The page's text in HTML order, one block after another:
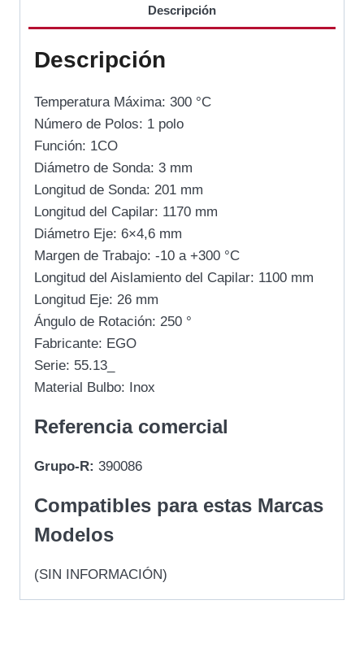
Descripción
Descripción
Temperatura Máxima: 300 °C
Número de Polos: 1 polo
Función: 1CO
Diámetro de Sonda: 3 mm
Longitud de Sonda: 201 mm
Longitud del Capilar: 1170 mm
Diámetro Eje: 6×4,6 mm
Margen de Trabajo: -10 a +300 °C
Longitud del Aislamiento del Capilar: 1100 mm
Longitud Eje: 26 mm
Ángulo de Rotación: 250 °
Fabricante: EGO
Serie: 55.13_
Material Bulbo: Inox
Referencia comercial
Grupo-R: 390086
Compatibles para estas Marcas
Modelos
(SIN INFORMACIÓN)